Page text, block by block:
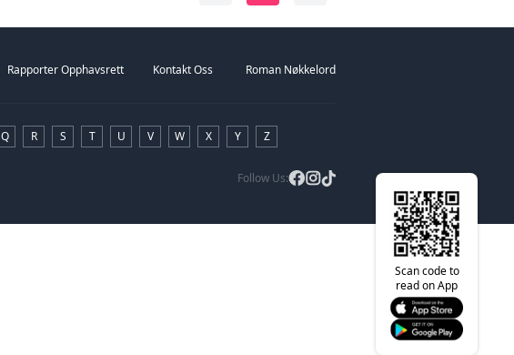
Rapporter Opphavsrett Kontakt Oss Roman Nøkkelord
Q R S T U V W X Y Z
Follow Us:
Scan code to
read on App